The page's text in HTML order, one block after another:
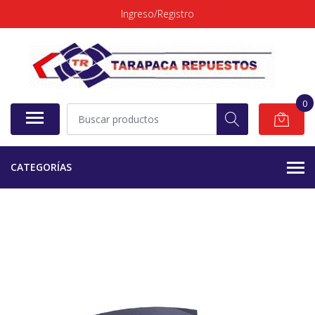
Ingreso/Registro
0
CATEGORÍAS